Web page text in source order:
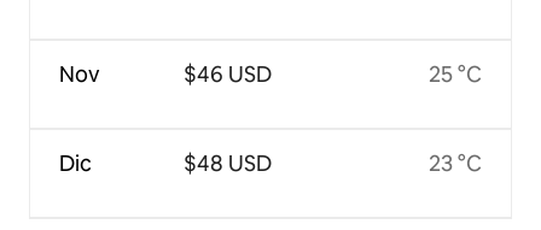
Nov
Dic
$46 USD
$48 USD
25 °C
23 °C